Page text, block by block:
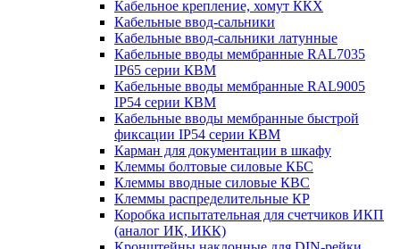
Кабельное крепление, хомут ККХ
Кабельные ввод-сальники
Кабельные ввод-сальники латунные
Кабельные вводы мембранные RAL7035
IP65 серии КВМ
Кабельные вводы мембранные RAL9005
IP54 серии КВМ
Кабельные вводы мембранные быстрой
фиксации IP54 серии КВМ
Карман для документации в шкафу
Клеммы болтовые силовые КБС
Клеммы вводные силовые КВС
Клеммы распределительные КР
Коробка испытательная для счетчиков ИКП
(аналог ИК, ИКК)